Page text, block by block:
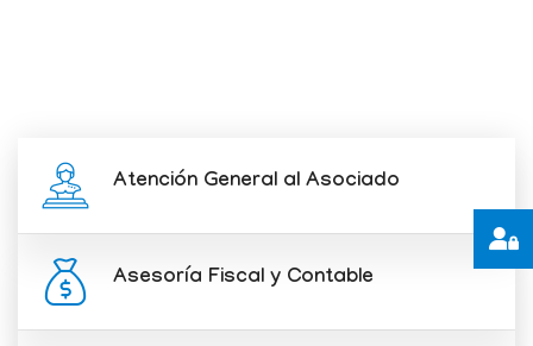
Atención General al Asociado
Asesoría Fiscal y Contable